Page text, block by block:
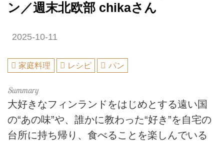
ン／週末北欧部 chikaさん
2025-10-11
家庭料理 レシピ パン
大好きなフィンランドをはじめとする遠い国
の“あの味”や、誰かに教わった“好き”を自宅の
台所に持ち帰り、食べることを楽しんでいる